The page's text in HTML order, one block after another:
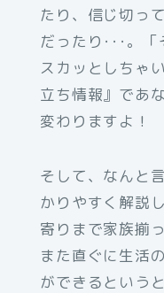
たり、信じ切っ
だったり･･･。
スカッとしちゃ
立ち情報』であ
変わりますよ！
そして、なんと
かりやすく解説
寄りまで家族揃
また直ぐに生活
ができるという